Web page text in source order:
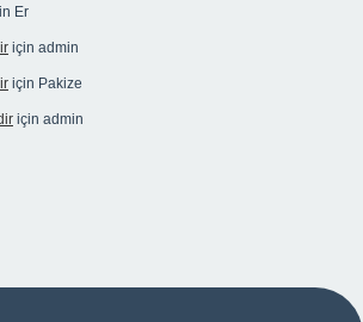
Er
için admin
için Pakize
için admin